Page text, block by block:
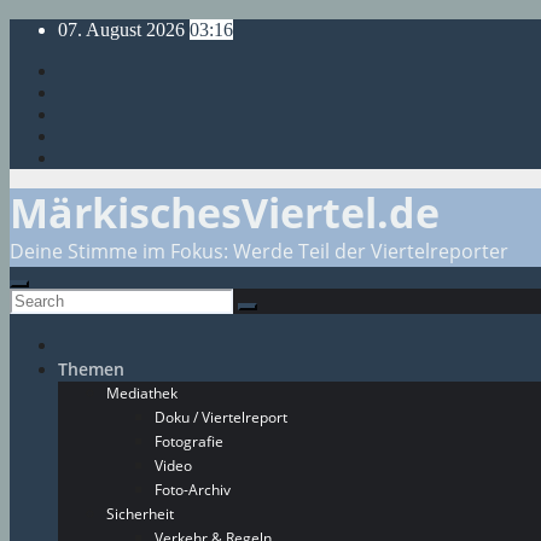
Skip
content
07. August 2026 03:16
MärkischesViertel.de
Deine Stimme im Fokus: Werde Teil der Viertelreporter
Themen
Mediathek
Doku / Viertelreport
Fotografie
Video
Foto-Archiv
Sicherheit